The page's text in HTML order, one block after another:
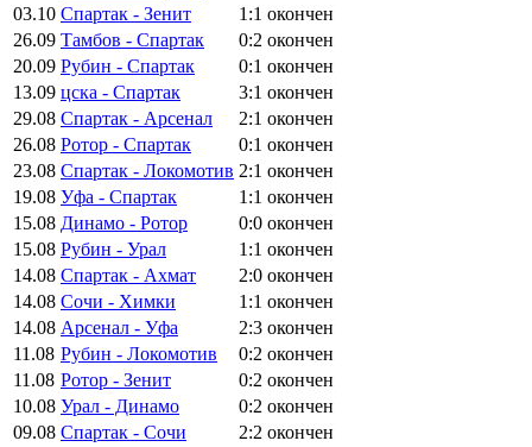
03.10 Спартак - Зенит 1:1 окончен
26.09 Тамбов - Спартак 0:2 окончен
20.09 Рубин - Спартак 0:1 окончен
13.09 цска - Спартак 3:1 окончен
29.08 Спартак - Арсенал 2:1 окончен
26.08 Ротор - Спартак 0:1 окончен
23.08 Спартак - Локомотив 2:1 окончен
19.08 Уфа - Спартак 1:1 окончен
15.08 Динамо - Ротор 0:0 окончен
15.08 Рубин - Урал 1:1 окончен
14.08 Спартак - Ахмат 2:0 окончен
14.08 Сочи - Химки 1:1 окончен
14.08 Арсенал - Уфа 2:3 окончен
11.08 Рубин - Локомотив 0:2 окончен
11.08 Ротор - Зенит 0:2 окончен
10.08 Урал - Динамо 0:2 окончен
09.08 Спартак - Сочи 2:2 окончен